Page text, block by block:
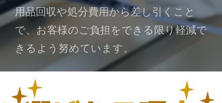
用品回収や処分費用から差し引くこと
で、お客様のご負担をできる限り軽減で
きるよう努めています。